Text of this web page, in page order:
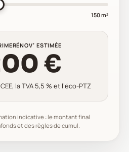
150 m²
ESTIMÉE
€
la TVA 5,5 % et l’éco-PTZ
indicative : le montant final
et des règles de cumul.